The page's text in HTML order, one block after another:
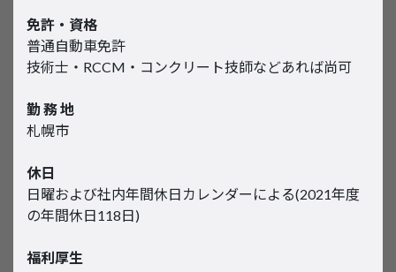
免許・資格
普通自動車免許
技術士・RCCM・コンクリート技師などあれば尚可
勤 務 地
札幌市
休日
日曜および社内年間休日カレンダーによる(2021年度
の年間休日118日)
福利厚生